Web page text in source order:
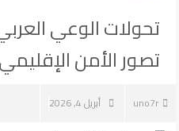
تحولات الوعي
تصور الأمن الإقليمي
uno7r أبريل 4, 2026